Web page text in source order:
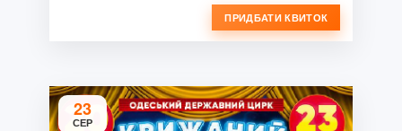
ПРИДБАТИ КВИТОК
23
СЕР